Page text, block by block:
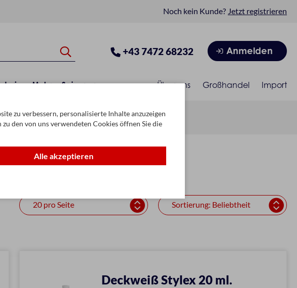
Noch kein Kunde? Jetzt registrieren
+43 7472 68232 Anmelden
Mehr Saisonen Über uns Großhandel Import
Deckweiß Stylex 20 ml.
zu verbessern, personalisierte Inhalte anzuzeigen
den von uns verwendeten Cookies öffnen Sie die
Alle akzeptieren